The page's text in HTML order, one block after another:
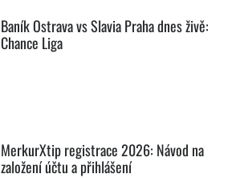
Baník Ostrava vs Slavia Praha dnes živě:
Chance Liga
MerkurXtip registrace 2026: Návod na
založení účtu a přihlášení